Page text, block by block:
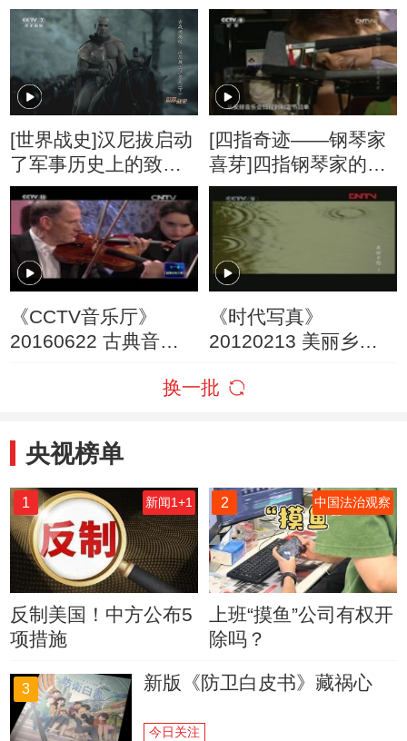
录·诡诈手段
[世界战史]汉尼拔启动
了军事历史上的致命
陷阱之一
[四指奇迹——钢琴家
喜芽]四指钢琴家的音
乐会
《CCTV音乐厅》
20160622 古典音乐
《时代写真》
20120213 美丽乡愁
思
换一批
央视榜单
1 新闻1+1
反制美国！中方公布5
项措施
2 中国法治观察
上班“摸鱼”公司有权开
除吗？
3 新版《防卫白皮书》藏祸心
今日关注